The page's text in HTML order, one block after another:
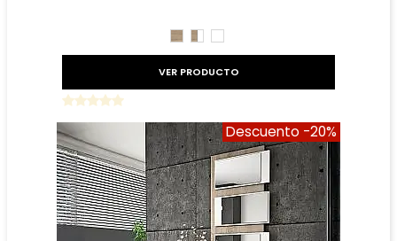
CAMBRIAN
CAMBRIAN/BLANCO
BLANCO
VER PRODUCTO
Descuento -20%